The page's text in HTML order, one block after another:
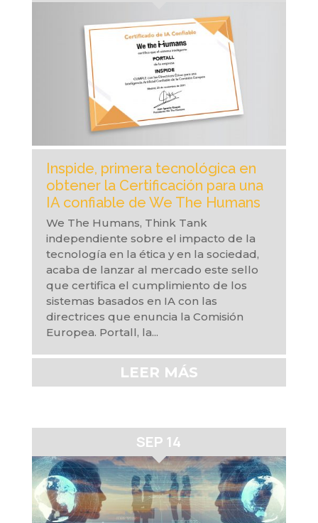
Inspide, primera tecnológica en
obtener la Certificación para una
IA confiable de We The Humans
We The Humans, Think Tank
independiente sobre el impacto de la
tecnología en la ética y en la sociedad,
acaba de lanzar al mercado este sello
que certifica el cumplimiento de los
sistemas basados en IA con las
directrices que enuncia la Comisión
Europea. Portall, la...
LEER MÁS
SEP 14